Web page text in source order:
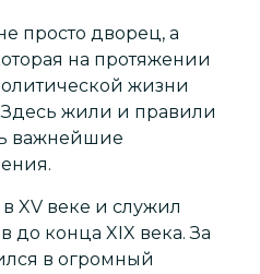
просто дворец, а
на протяжении
жизни
жили и правили
важнейшие
XV веке и служил
до конца XIX века. За
в огромный